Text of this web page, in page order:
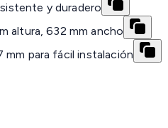
y duradero
altura, 632 mm ancho
mm para fácil instalación